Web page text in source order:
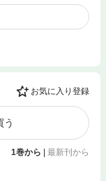
お気に入り登録
う
1巻から | 最新刊から